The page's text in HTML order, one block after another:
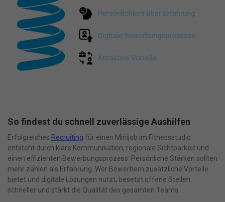
So findest du schnell zuverlässige Aushilfen
Erfolgreiches Recruiting für einen Minijob im Fitnessstudio
entsteht durch klare Kommunikation, regionale Sichtbarkeit und
einen effizienten Bewerbungsprozess. Persönliche Stärken sollten
mehr zählen als Erfahrung. Wer Bewerbern zusätzliche Vorteile
bietet und digitale Lösungen nutzt, besetzt offene Stellen
schneller und stärkt die Qualität des gesamten Teams.